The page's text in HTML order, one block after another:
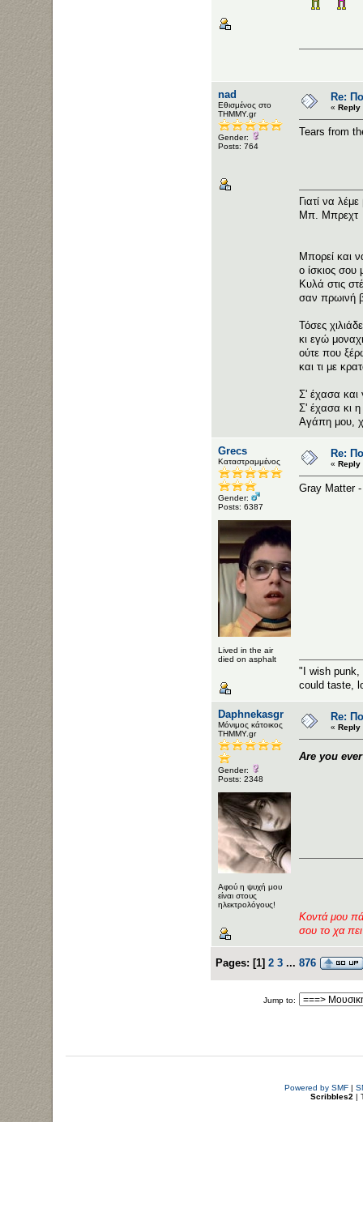
nad
Εθισμένος στο
ΤΗΜΜΥ.gr
Gender:
Posts: 764
Re:
« Reply
Tears from
Γιατί να
Μπ. Μπρεχτ
Μπορεί και
ο ίσκιος σου
Κυλά στις
σαν πρωινή
Τόσες
κι εγώ
ούτε που
και τι με
Σ' έχασα και
Σ' έχασα κι η
Αγάπη μου,
Grecs
Καταστραμμένος
Gender:
Posts: 6387
Lived in the air
died on asphalt
Re:
« Reply
Gray Matter
"I wish punk,
could taste,
Daphnekasgr
Μόνιμος κάτοικος
ΤΗΜΜΥ.gr
Gender:
Posts: 2348
Αφού η ψυχή μου
είναι στους
ηλεκτρολόγους!
Re:
« Reply
Are you
Κοντά μου
σου το χα
Pages: [1] 2 3 ... 876
Jump to:
Powered by SMF|
Scribbles2 |